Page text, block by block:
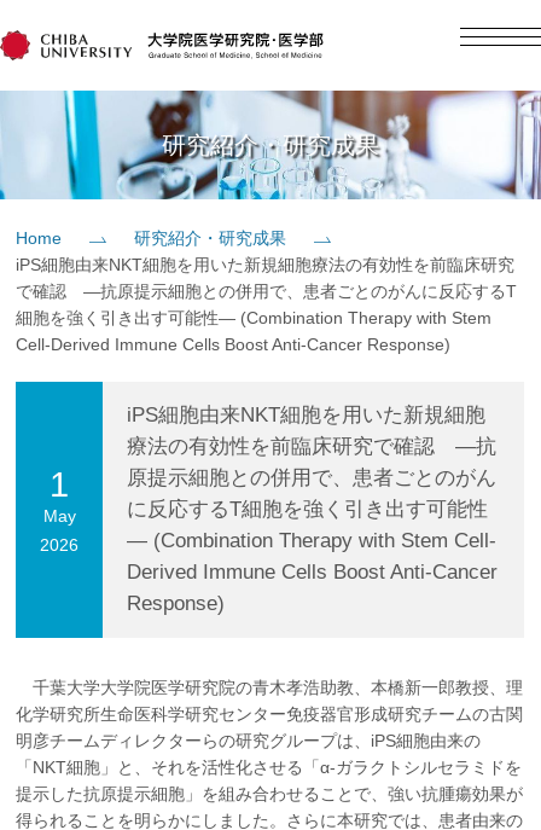
日本語
教育
社会貢献
研究紹介・研究成果
Home
研究紹介・研究成果
iPS細胞由来NKT細胞を用いた新規細胞療法の有効性を前臨床研究
で確認 ―抗原提示細胞との併用で、患者ごとのがんに反応するT
細胞を強く引き出す可能性― (Combination Therapy with Stem
Cell-Derived Immune Cells Boost Anti-Cancer Response)
1
May
2026
iPS細胞由来NKT細胞を用いた新規細胞
療法の有効性を前臨床研究で確認 ―抗
原提示細胞との併用で、患者ごとのがん
に反応するT細胞を強く引き出す可能性
― (Combination Therapy with Stem Cell-
Derived Immune Cells Boost Anti-Cancer
Response)
千葉大学大学院医学研究院の青木孝浩助教、本橋新一郎教授、理
化学研究所生命医科学研究センター免疫器官形成研究チームの古関
明彦チームディレクターらの研究グループは、iPS細胞由来の
「NKT細胞」と、それを活性化させる「α-ガラクトシルセラミドを
提示した抗原提示細胞」を組み合わせることで、強い抗腫瘍効果が
得られることを明らかにしました。さらに本研究では、患者由来の